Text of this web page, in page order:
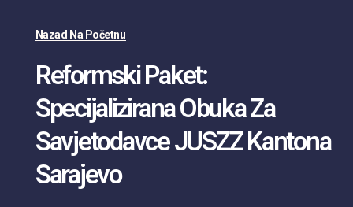
Nazad Na Početnu
Reformski Paket:
Specijalizirana Obuka Za
Savjetodavce JUSZZ Kantona
Sarajevo